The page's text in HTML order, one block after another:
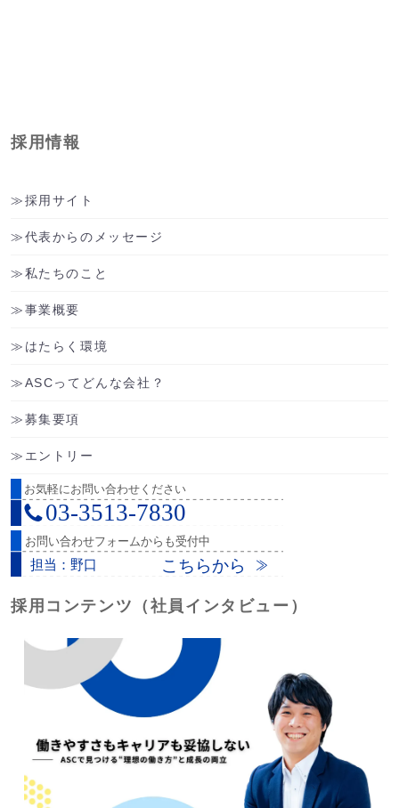
採用情報
採用サイト
代表からのメッセージ
私たちのこと
事業概要
はたらく環境
ASCってどんな会社？
募集要項
エントリー
採用コンテンツ（社員インタビュー）